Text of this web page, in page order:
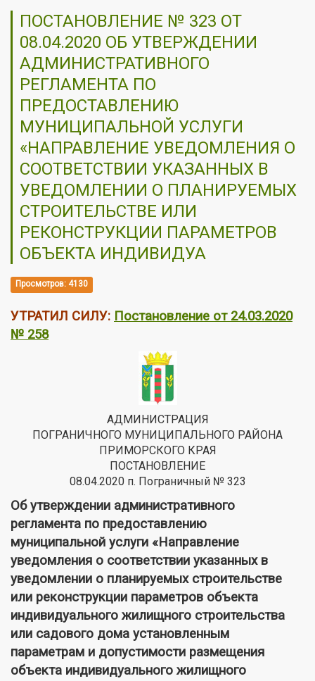
ПОСТАНОВЛЕНИЕ № 323 ОТ
08.04.2020 ОБ УТВЕРЖДЕНИИ
АДМИНИСТРАТИВНОГО
РЕГЛАМЕНТА ПО
ПРЕДОСТАВЛЕНИЮ
МУНИЦИПАЛЬНОЙ УСЛУГИ
«НАПРАВЛЕНИЕ УВЕДОМЛЕНИЯ О
СООТВЕТСТВИИ УКАЗАННЫХ В
УВЕДОМЛЕНИИ О ПЛАНИРУЕМЫХ
СТРОИТЕЛЬСТВЕ ИЛИ
РЕКОНСТРУКЦИИ ПАРАМЕТРОВ
ОБЪЕКТА ИНДИВИДУА
Просмотров: 4130
УТРАТИЛ СИЛУ: Постановление от 24.03.2020
№ 258
АДМИНИСТРАЦИЯ
ПОГРАНИЧНОГО МУНИЦИПАЛЬНОГО РАЙОНА
ПРИМОРСКОГО КРАЯ
ПОСТАНОВЛЕНИЕ
08.04.2020 п. Пограничный № 323
Об утверждении административного
регламента по предоставлению
муниципальной услуги «Направление
уведомления о соответствии указанных в
уведомлении о планируемых строительстве
или реконструкции параметров объекта
индивидуального жилищного строительства
или садового дома установленным
параметрам и допустимости размещения
объекта индивидуального жилищного